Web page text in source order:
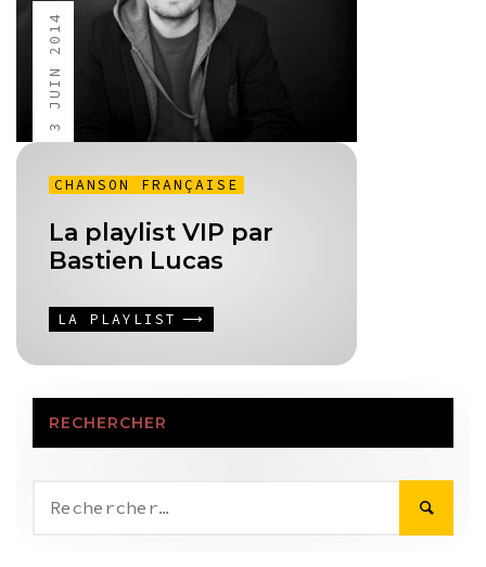
3 JUIN 2014
CHANSON FRANÇAISE
La playlist VIP par
Bastien Lucas
LA PLAYLIST
RECHERCHER